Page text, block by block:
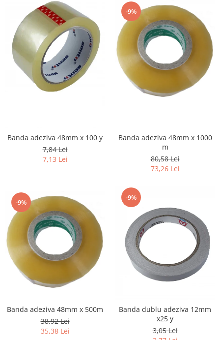
Banda adeziva 48mm x 100 y
7,84 Lei
7,13 Lei
-9%
Banda adeziva 48mm x 1000
m
80,58 Lei
73,26 Lei
-9%
Banda adeziva 48mm x 500m
38,92 Lei
35,38 Lei
-9%
Banda dublu adeziva 12mm
x25 y
3,05 Lei